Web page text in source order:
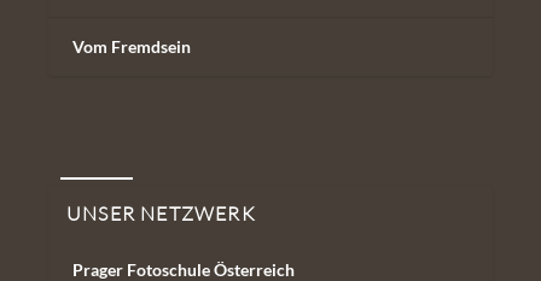
Vom Fremdsein
Unser Netzwerk
UNSER NETZWERK
Prager Fotoschule Österreich